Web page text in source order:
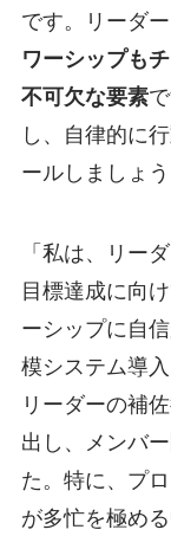
です。リーダ
ワーシップも
不可欠な要素
し、自律的に
ールしましょう
「私は、リー
目標達成に向
ーシップに自
模システム導
リーダーの補
出し、メンバ
た。特に、プ
が多忙を極め